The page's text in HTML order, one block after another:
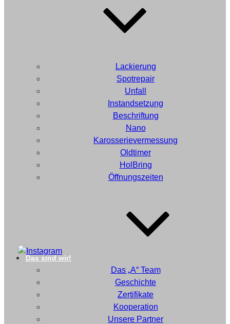
Lackierung
Spotrepair
Unfall
Instandsetzung
Beschriftung
Nano
Karosserievermessung
Oldtimer
HolBring
Öffnungszeiten
Das sind wir!
Das „A“ Team
Geschichte
Zertifikate
Kooperation
Unsere Partner